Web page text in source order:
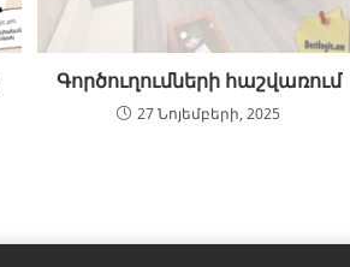
Գործուղումների հաշվառում
27 Նոյեմբերի, 2025